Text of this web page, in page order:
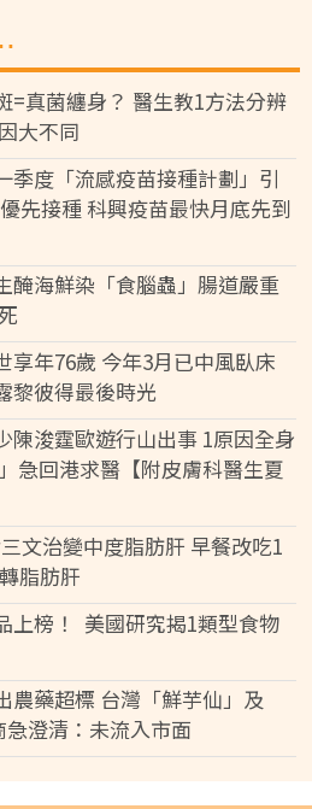
=真菌纏身？ 醫生教1方法分辨
大不同
季度「流感疫苗接種計劃」引
先接種 科興疫苗最快月底先到
醃海鮮染「食腦蟲」腸道嚴重
享年76歲 今年3月已中風臥床
黎彼得最後時光
陳浚霆歐遊行山出事 1原因全身
急回港求醫【附皮膚科醫生夏
文治變中度脂肪肝 早餐改吃1
脂肪肝
上榜！ 美國研究揭1類型食物
農藥超標 台灣「鮮芋仙」及
急澄清：未流入市面